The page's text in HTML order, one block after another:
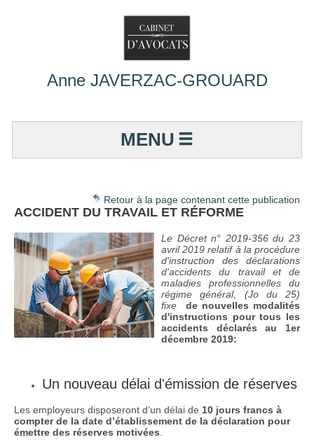
Anne JAVERZAC-GROUARD
MENU
Retour à la page contenant cette publication
ACCIDENT DU TRAVAIL ET RÉFORME
Le Décret n° 2019-356 du 23
avril 2019 relatif à la procédure
d'instruction des déclarations
d'accidents du travail et de
maladies professionnelles du
régime général, (Jo du 25)
fixe
de nouvelles modalités
d'instructions pour tous les
accidents déclarés au 1er
décembre 2019:
Un nouveau délai d'émission de réserves
Les employeurs disposeront d’un délai de 10 jours francs à
compter de la date d’établissement de la déclaration pour
émettre des réserves motivées